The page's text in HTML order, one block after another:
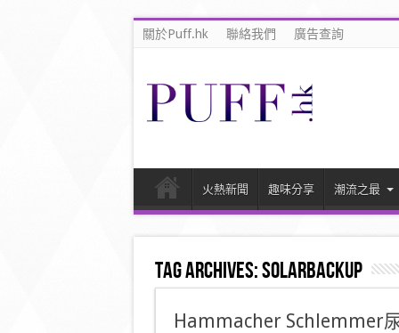
關於Puff.hk 聯絡我們 廣告查詢
火熱新聞 趣味分享 潮流之最
Tag Archives:SolarBackup
Hammacher Schlemmer